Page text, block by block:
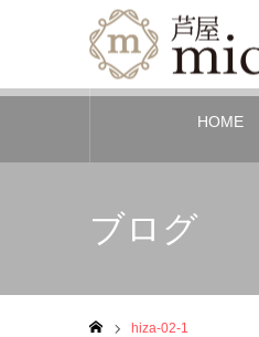
HOME
ブログ
hiza-02-1